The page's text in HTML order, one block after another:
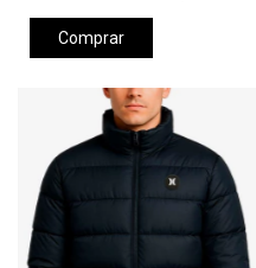
Comprar